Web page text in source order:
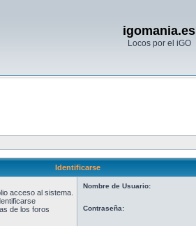
igomania.es
Locos por el iGO
Identificarse
acceso al sistema.
de los foros
Nombre de Usuario:
Contraseña: